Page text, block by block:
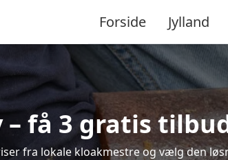
Forside Jylland
– få 3 gratis
fra lokale kloakmestre og vælg den